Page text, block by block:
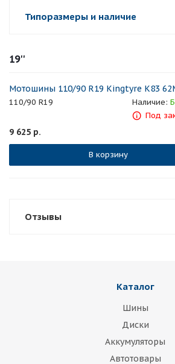
Типоразмеры и наличие
19''
Мотошины 110/90 R19 Kingtyre K83
110/90 R19 Наличие:
Под
9 625 р.
В корзину
Отзывы
Каталог
Шины
Диски
Аккумуляторы
Автотовары